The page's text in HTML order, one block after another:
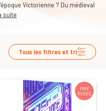
Victorienne ? Du médieval
suite
Tous les filtres et tri
PRIX
ROUGE